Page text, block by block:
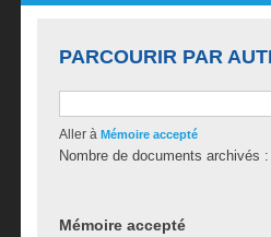
PARCOURIR PAR
Aller à Mémoire accepté
Nombre de documents archivés :
Mémoire accepté